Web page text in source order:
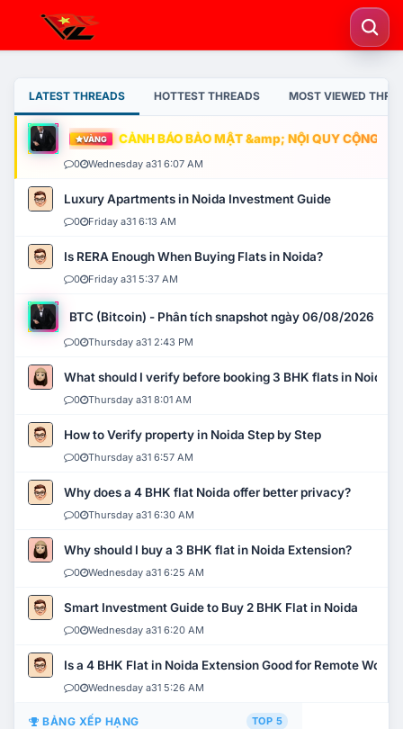
LATEST THREADS HOTTEST THREADS MOST VIEWED
VÀNG CẢNH BÁO BẢO MẬT &amp; NỘI QUY CỘNG
0 Wednesday a31 6:07 AM
Luxury Apartments in Noida Investment Guide
0 Friday a31 6:13 AM
Is RERA Enough When Buying Flats in Noida?
0 Friday a31 5:37 AM
BTC (Bitcoin) - Phân tích snapshot ngày 06/08/2026
0 Thursday a31 2:43 PM
What should I verify before booking 3 BHK flats in Noida?
0 Thursday a31 8:01 AM
How to Verify property in Noida Step by Step
0 Thursday a31 6:57 AM
Why does a 4 BHK flat Noida offer better privacy?
0 Thursday a31 6:30 AM
Why should I buy a 3 BHK flat in Noida Extension?
0 Wednesday a31 6:25 AM
Smart Investment Guide to Buy 2 BHK Flat in Noida
0 Wednesday a31 6:20 AM
Is a 4 BHK Flat in Noida Extension Good for Remote Work?
0 Wednesday a31 5:26 AM
BẢNG XẾP HẠNG TOP 5